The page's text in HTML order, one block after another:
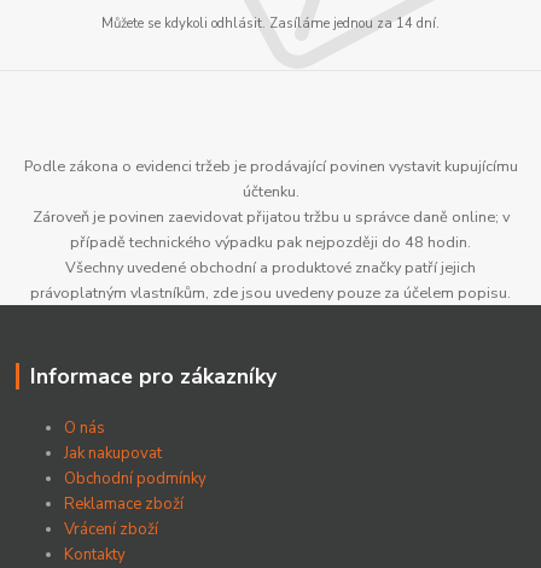
Můžete se kdykoli odhlásit. Zasíláme jednou za 14 dní.
Podle zákona o evidenci tržeb je prodávající povinen vystavit kupujícímu
účtenku.
Zároveň je povinen zaevidovat přijatou tržbu u správce daně online; v
případě technického výpadku pak nejpozději do 48 hodin.
Všechny uvedené obchodní a produktové značky patří jejich
právoplatným vlastníkům, zde jsou uvedeny pouze za účelem popisu.
Informace pro zákazníky
O nás
Jak nakupovat
Obchodní podmínky
Reklamace zboží
Vrácení zboží
Kontakty